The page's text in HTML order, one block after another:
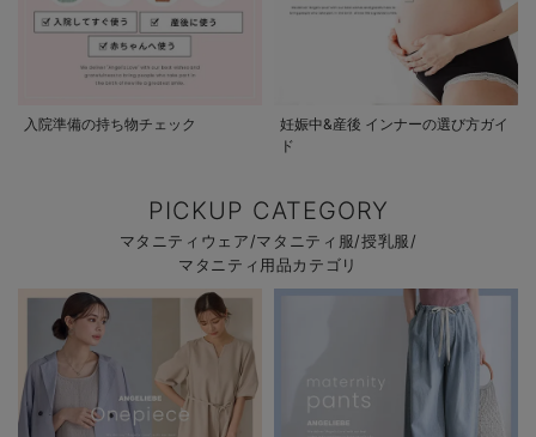
入院準備の持ち物チェック
妊娠中&産後 インナーの選び方ガイ
ド
PICKUP CATEGORY
マタニティウェア/マタニティ服/授乳服/
マタニティ用品カテゴリ